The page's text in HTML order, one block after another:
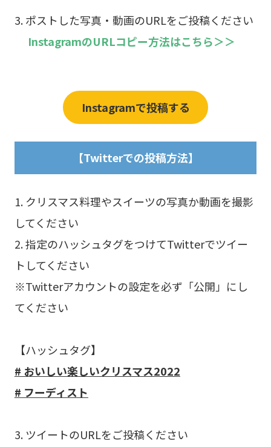
3. ポストした写真・動画のURLをご投稿ください
InstagramのURLコピー方法はこちら＞＞
Instagramで投稿する
【Twitterでの投稿方法】
1. クリスマス料理やスイーツの写真か動画を撮影
してください
2. 指定のハッシュタグをつけてTwitterでツイー
トしてください
※Twitterアカウントの設定を必ず「公開」にし
てください
【ハッシュタグ】
# おいしい楽しいクリスマス2022
# フーディスト
3. ツイートのURLをご投稿ください